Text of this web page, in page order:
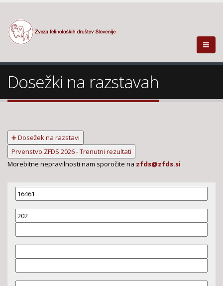
Dosežki na razstavah
➕ Dosežek na razstavi
Prvenstvo ZFDS 2026 - Trenutni rezultati
Morebitne nepravilnosti nam sporočite na zfds@zfds.si